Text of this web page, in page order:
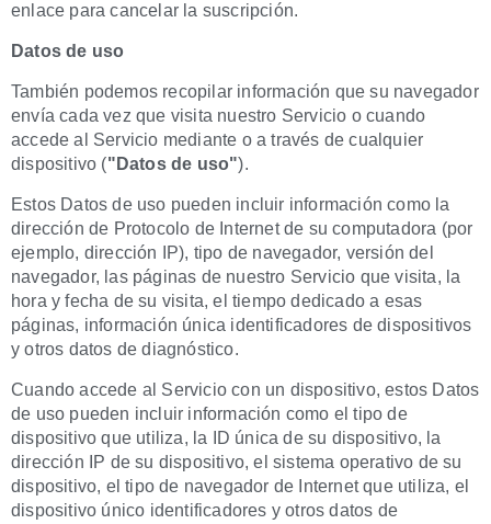
enlace para cancelar la suscripción.
Datos de uso
También podemos recopilar información que su navegador
envía cada vez que visita nuestro Servicio o cuando
accede al Servicio mediante o a través de cualquier
dispositivo ("Datos de uso").
Estos Datos de uso pueden incluir información como la
dirección de Protocolo de Internet de su computadora (por
ejemplo, dirección IP), tipo de navegador, versión del
navegador, las páginas de nuestro Servicio que visita, la
hora y fecha de su visita, el tiempo dedicado a esas
páginas, información única identificadores de dispositivos
y otros datos de diagnóstico.
Cuando accede al Servicio con un dispositivo, estos Datos
de uso pueden incluir información como el tipo de
dispositivo que utiliza, la ID única de su dispositivo, la
dirección IP de su dispositivo, el sistema operativo de su
dispositivo, el tipo de navegador de Internet que utiliza, el
dispositivo único identificadores y otros datos de